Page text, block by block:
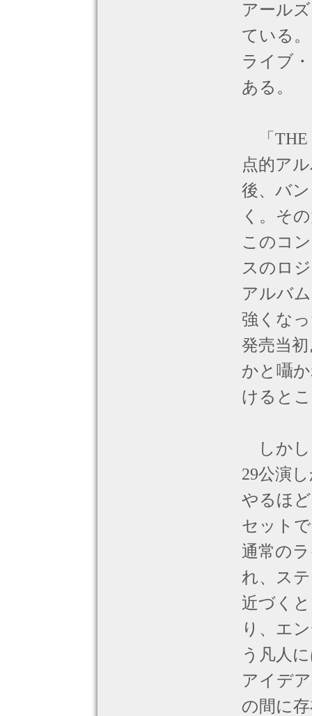
アール
ている
ライブ
ある。
「THE
点的ア
後、バ
く。そ
このコ
スのロ
アルバ
強くな
発売当
かと囁
けると
しかし
29公演
やるほ
セット
通常の
れ、ス
近づく
り、エ
う凡人
アイデ
の間に